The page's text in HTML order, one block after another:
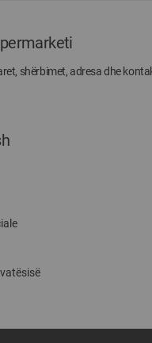
shërbimet, adresa dhe